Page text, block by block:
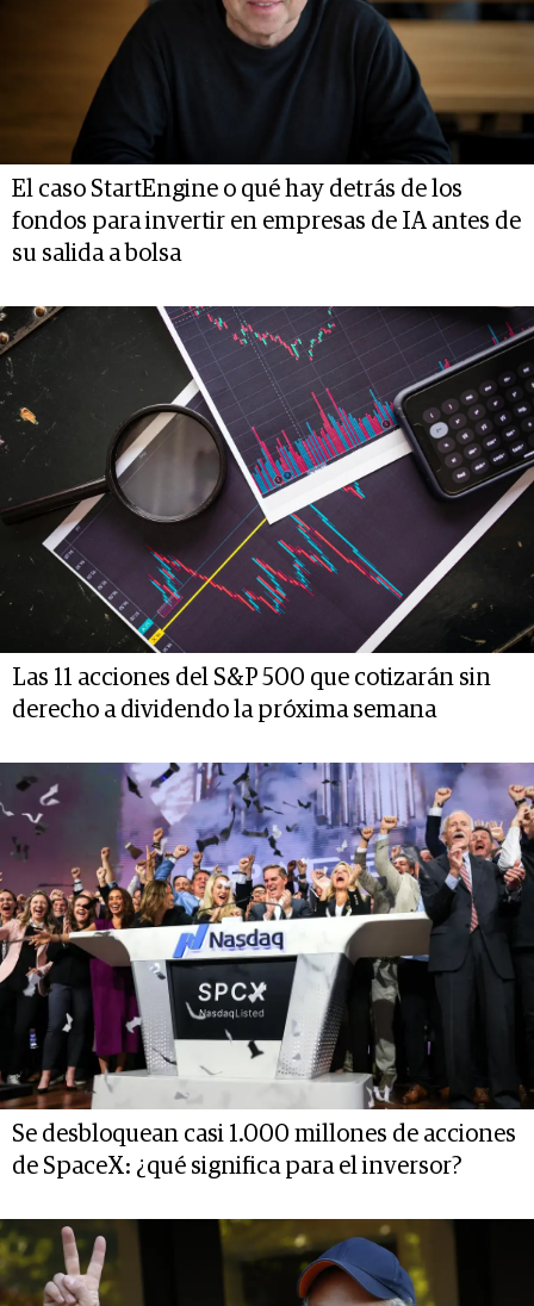
El caso StartEngine o qué hay detrás de los
fondos para invertir en empresas de IA antes de
su salida a bolsa
Las 11 acciones del S&P 500 que cotizarán sin
derecho a dividendo la próxima semana
Se desbloquean casi 1.000 millones de acciones
de SpaceX: ¿qué significa para el inversor?